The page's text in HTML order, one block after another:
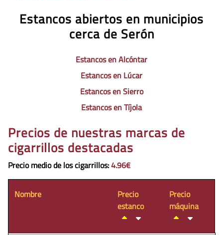
Estancos abiertos en municipios
cerca de Serón
Estancos en Alcóntar
Estancos en Lúcar
Estancos en Sierro
Estancos en Tíjola
Precios de nuestras marcas de
cigarrillos destacadas
Precio medio de los cigarrillos:4.96€
Nombre
Precio
estanco
Precio
máquina